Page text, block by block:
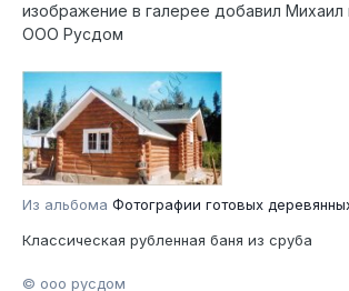
изображение в галерее добавил Михаил
ООО Русдом
Из альбома Фотографии готовых
Классическая рубленная баня из сруба
© ооо русдом